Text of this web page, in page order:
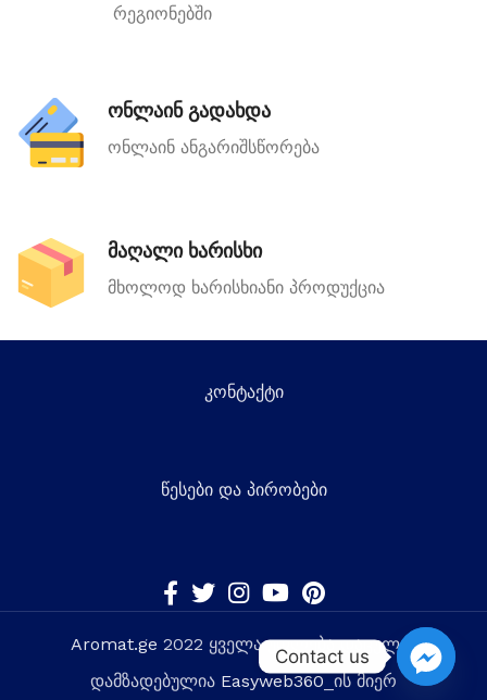
რეგიონებში
ონლაინ გადახდა
ონლაინ ანგარიშსწორება
მაღალი ხარისხი
მხოლოდ ხარისხიანი პროდუქცია
კონტაქტი
წესები და პირობები
Aromat.ge 2022 ყველა უფლება დაცულია
დამზადებულია Easyweb360 _ის მიერ
Contact us